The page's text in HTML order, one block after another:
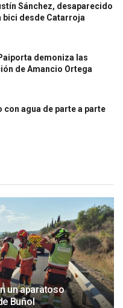
Sánchez, desaparecido
bici desde Catarroja
demoniza las
de Amancio Ortega
con agua de parte a parte
un aparatoso
Buñol